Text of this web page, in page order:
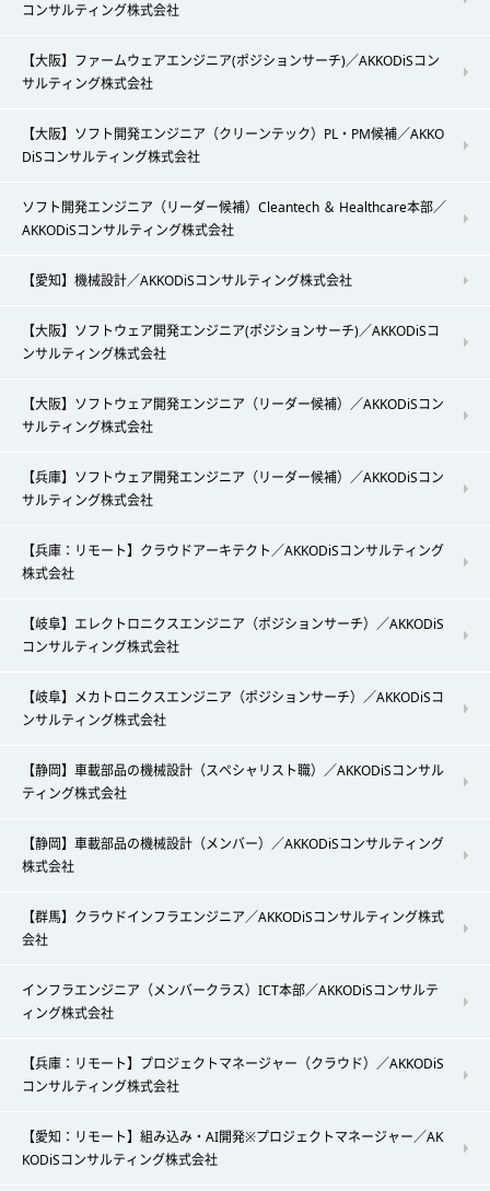
コンサルティング株式会社
【大阪】ファームウェアエンジニア(ポジションサーチ)／AKKODiSコン
サルティング株式会社
【大阪】ソフト開発エンジニア（クリーンテック）PL・PM候補／AKKO
DiSコンサルティング株式会社
ソフト開発エンジニア（リーダー候補）Cleantech ＆ Healthcare本部／
AKKODiSコンサルティング株式会社
【愛知】機械設計／AKKODiSコンサルティング株式会社
【大阪】ソフトウェア開発エンジニア(ポジションサーチ)／AKKODiSコ
ンサルティング株式会社
【大阪】ソフトウェア開発エンジニア（リーダー候補）／AKKODiSコン
サルティング株式会社
【兵庫】ソフトウェア開発エンジニア（リーダー候補）／AKKODiSコン
サルティング株式会社
【兵庫：リモート】クラウドアーキテクト／AKKODiSコンサルティング
株式会社
【岐阜】エレクトロニクスエンジニア（ポジションサーチ）／AKKODiS
コンサルティング株式会社
【岐阜】メカトロニクスエンジニア（ポジションサーチ）／AKKODiSコ
ンサルティング株式会社
【静岡】車載部品の機械設計（スペシャリスト職）／AKKODiSコンサル
ティング株式会社
【静岡】車載部品の機械設計（メンバー）／AKKODiSコンサルティング
株式会社
【群馬】クラウドインフラエンジニア／AKKODiSコンサルティング株式
会社
インフラエンジニア（メンバークラス）ICT本部／AKKODiSコンサルテ
ィング株式会社
【兵庫：リモート】プロジェクトマネージャー（クラウド）／AKKODiS
コンサルティング株式会社
【愛知：リモート】組み込み・AI開発※プロジェクトマネージャー／AK
KODiSコンサルティング株式会社